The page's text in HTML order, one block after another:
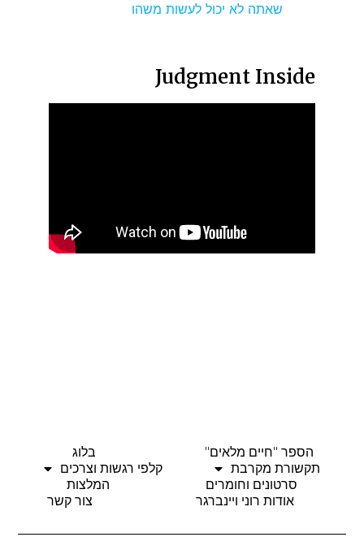
שאתה לא יכול לעשות משהו
Judgment Inside
הספר "חיים מלאים"
בלוג
תקשורת מקרבת
קלפי רגשות וצרכים
סרטונים וחומרים
המלצות
אודות רוני ויינברגר
צור קשר